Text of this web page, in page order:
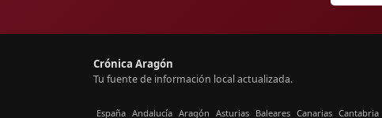
Crónica Aragón
Tu fuente de información local actualizada.
España Andalucía Aragón Asturias Baleares Canarias Cantabria